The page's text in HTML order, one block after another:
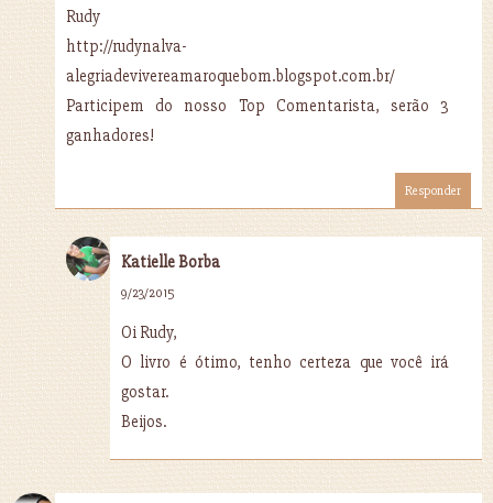
Rudy
http://rudynalva-
alegriadevivereamaroquebom.blogspot.com.br/
Participem do nosso Top Comentarista, serão 3
ganhadores!
Responder
Katielle Borba
9/23/2015
Oi Rudy,
O livro é ótimo, tenho certeza que você irá
gostar.
Beijos.